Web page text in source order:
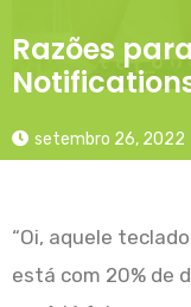
Razões
setembro 26, 2022
“Oi, aquele
está com 20% de